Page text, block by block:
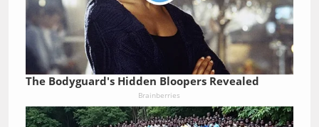
The Bodyguard's Hidden Bloopers Revealed
Brainberries